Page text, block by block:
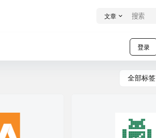
文章
登录
全部标签